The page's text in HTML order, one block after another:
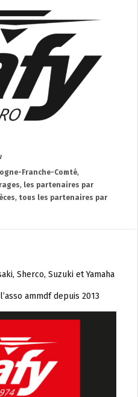
Franche-Comté,
, les partenaires par
, tous les partenaires par
Sherco, Suzuki et Yamaha
ammdf depuis 2013